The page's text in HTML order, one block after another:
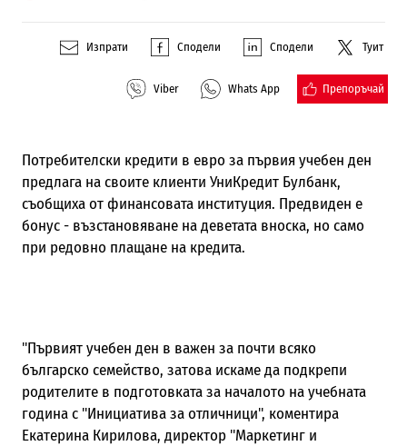
Изпрати Сподели Сподели Туит
Viber Whats App Препоръчай
Потребителски кредити в евро за първия учебен ден
предлага на своите клиенти УниКредит Булбанк,
съобщиха от финансовата институция. Предвиден е
бонус - възстановяване на деветата вноска, но само
при редовно плащане на кредита.
"Първият учебен ден в важен за почти всяко
българско семейство, затова искаме да подкрепи
родителите в подготовката за началото на учебната
година с "Инициатива за отличници", коментира
Екатерина Кирилова, директор "Маркетинг и